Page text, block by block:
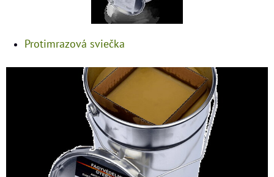
Protimrazová sviečka